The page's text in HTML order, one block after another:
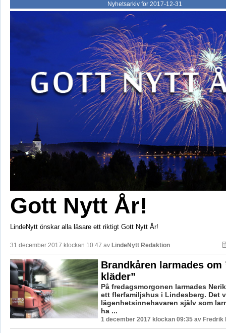
Nyhetsarkiv för 2017-12-31
Gott Nytt År!
LindeNytt önskar alla läsare ett riktigt Gott Nytt År!
31 december 2017 klockan 10:47 av LindeNytt Redaktion
Brandkåren larmades om
kläder”
På fredagsmorgonen larmades
ett flerfamiljshus i Lindesberg. Det
lägenhetsinnehavaren själv som
ha ...
1 december 2017 klockan 09:35 av Fredrik